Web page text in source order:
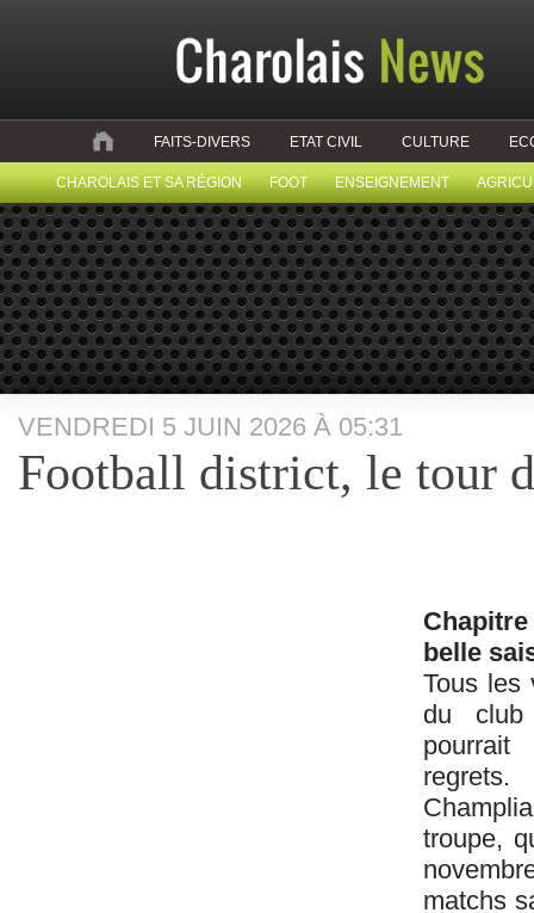
FAITS-DIVERS ETAT CIVIL CULTURE
CHAROLAIS ET SA RÉGION FOOT ENSEIGNEMENT
VENDREDI 5 JUIN 2026 À 05:31
Football district, le tour
belle
Tous les
du club
pourrait
regrets.
troupe,
matchs